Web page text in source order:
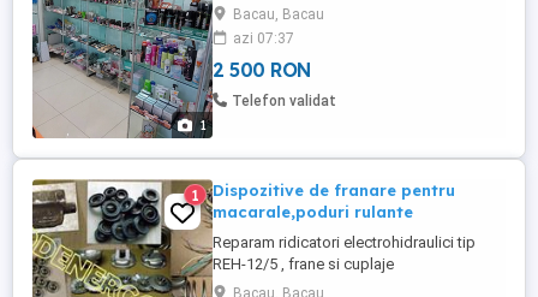
1
modula dețin elemente
Bacau, Bacau
azi 07:37
2 500 RON
Telefon validat
1
Dispozitive de franare pentru
macarale,poduri rulante
Reparam ridicatori electrohidraulici tip
REH-12/5 , frane si cuplaje
electromagnetice, culegatori de
Bacau, Bacau